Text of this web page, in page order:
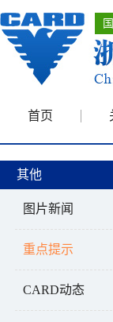
首页
其他
图片新闻
重点提示
CARD动态